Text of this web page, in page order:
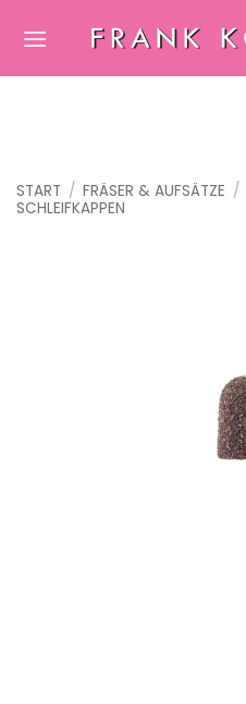
Inhalt
START / FRÄSER & AUFSÄTZE /
SCHLEIFKAPPEN